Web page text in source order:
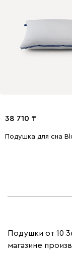
38 710
Подушка для сна
Подушки от 10
магазине